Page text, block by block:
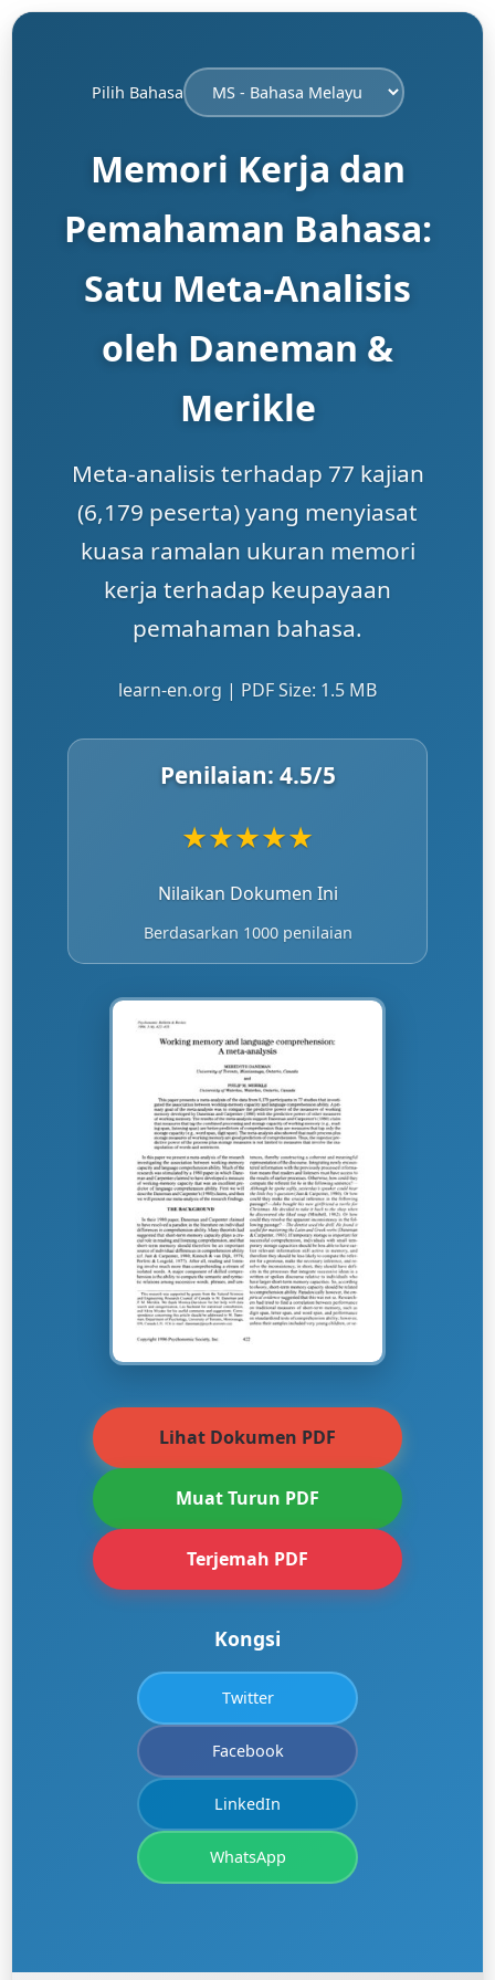
Pilih Bahasa
Memori Kerja dan
Pemahaman Bahasa:
Satu Meta-Analisis
oleh Daneman &
Merikle
Meta-analisis terhadap 77 kajian
(6,179 peserta) yang menyiasat
kuasa ramalan ukuran memori
kerja terhadap keupayaan
pemahaman bahasa.
learn-en.org | PDF Size: 1.5 MB
Penilaian: 4.5/5
★★★★★
Nilaikan Dokumen Ini
Berdasarkan 1000 penilaian
Lihat Dokumen PDF
Muat Turun PDF
Terjemah PDF
Kongsi
Twitter
Facebook
LinkedIn
WhatsApp